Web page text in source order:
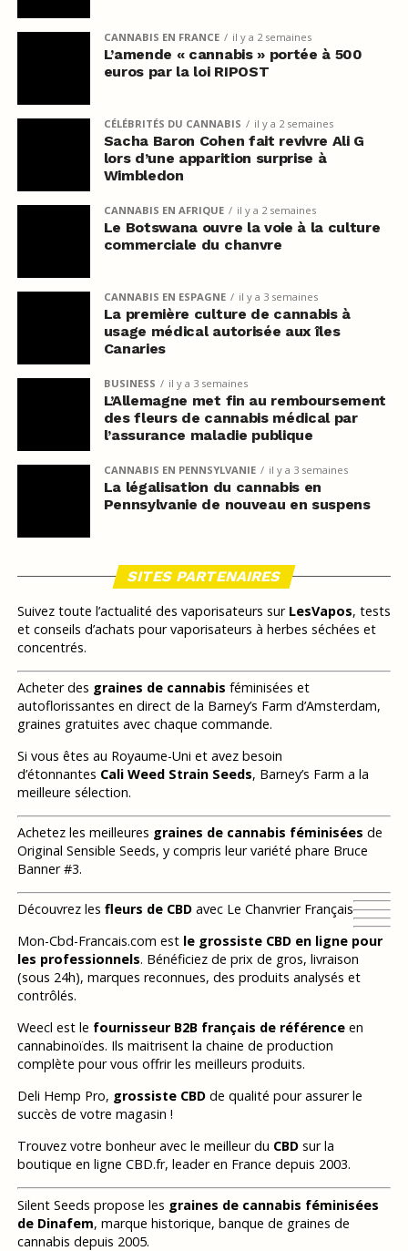
CANNABIS EN FRANCE il y a 2 semaines
L’amende « cannabis » portée à 500
euros par la loi RIPOST
CÉLÉBRITÉS DU CANNABIS il y a 2 semaines
Sacha Baron Cohen fait revivre Ali G
lors d’une apparition surprise à
Wimbledon
CANNABIS EN AFRIQUE il y a 2 semaines
Le Botswana ouvre la voie à la culture
commerciale du chanvre
CANNABIS EN ESPAGNE il y a 3 semaines
La première culture de cannabis à
usage médical autorisée aux îles
Canaries
BUSINESS il y a 3 semaines
L’Allemagne met fin au remboursement
des fleurs de cannabis médical par
l’assurance maladie publique
CANNABIS EN PENNSYLVANIE il y a 3 semaines
La légalisation du cannabis en
Pennsylvanie de nouveau en suspens
SITES PARTENAIRES
Suivez toute l’actualité des vaporisateurs sur LesVapos, tests
et conseils d’achats pour vaporisateurs à herbes séchées et
concentrés.
Acheter des graines de cannabis féminisées et
autoflorissantes en direct de la Barney’s Farm d’Amsterdam,
graines gratuites avec chaque commande.
Si vous êtes au Royaume-Uni et avez besoin
d’étonnantes Cali Weed Strain Seeds, Barney’s Farm a la
meilleure sélection.
Achetez les meilleures graines de cannabis féminisées de
Original Sensible Seeds, y compris leur variété phare Bruce
Banner #3.
Découvrez les fleurs de CBDavec Le Chanvrier Français
Mon-Cbd-Francais.com est le grossiste CBD en ligne pour
les professionnels. Bénéficiez de prix de gros, livraison
(sous 24h), marques reconnues, des produits analysés et
contrôlés.
Weecl est le fournisseur B2B français de référenceen
cannabinoïdes. Ils maitrisent la chaine de production
complète pour vous offrir les meilleurs produits.
Deli Hemp Pro, grossiste CBDde qualité pour assurer le
succès de votre magasin !
Trouvez votre bonheur avec le meilleur du CBDsur la
boutique en ligne CBD.fr, leader en France depuis 2003.
Silent Seeds propose les graines de cannabis féminisées
de Dinafem, marque historique, banque de graines de
cannabis depuis 2005.